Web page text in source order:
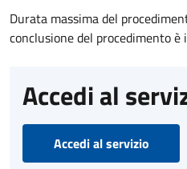
Durata massima del
conclusione del procedimento è
Accedi al
Accedi al servizio